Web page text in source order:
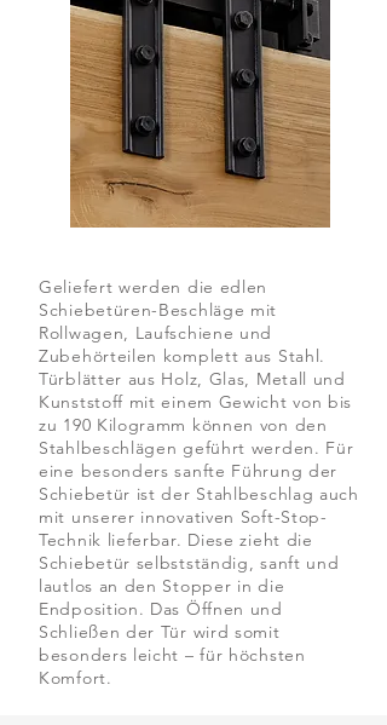
Geliefert werden die edlen
Schiebetüren-Beschläge mit
Rollwagen, Laufschiene und
Zubehörteilen komplett aus Stahl.
Türblätter aus Holz, Glas, Metall und
Kunststoff mit einem Gewicht von bis
zu 190 Kilogramm können von den
Stahlbeschlägen geführt werden. Für
eine besonders sanfte Führung der
Schiebetür ist der Stahlbeschlag auch
mit unserer innovativen Soft-Stop-
Technik lieferbar. Diese zieht die
Schiebetür selbstständig, sanft und
lautlos an den Stopper in die
Endposition. Das Öffnen und
Schließen der Tür wird somit
besonders leicht – für höchsten
Komfort.